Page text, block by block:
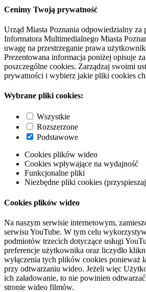
Cenimy Twoją prywatność
Urząd Miasta Poznania odpowiedzialny za
Informatora Multimedialnego Miasta
uwagę na przestrzeganie prawa
Prezentowana informacja poniżej opisuje
poszczególne cookies. Zarządzaj swoimi
prywatności i wybierz jakie pliki cookies
Wybrane pliki cookies:
Wszystkie
Rozszerzone
Podstawowe
Cookies plików wideo
Cookies wpływające na wydajność
Funkcjonalne pliki
Niezbędne pliki cookies
Cookies plików wideo
Na naszym serwisie internetowym,
serwisu YouTube. W tym celu
podmiotów trzecich dotyczące usługi
preferencje użytkownika oraz liczydło
wyłączenia tych plików cookies ponieważ
przy odtwarzaniu wideo. Jeżeli więc
ich załadowanie, to nie powinien
stronie wideo filmów.